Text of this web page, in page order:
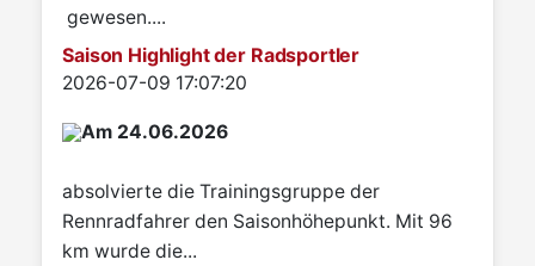
gewesen....
Saison Highlight der Radsportler
Details
2026-07-09 17:07:20
Am 24.06.2026
absolvierte die Trainingsgruppe der
Rennradfahrer den Saisonhöhepunkt. Mit 96
km wurde die...